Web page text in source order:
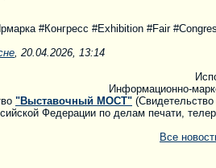
#Конгресс #Exhibition #Fair
, 20.04.2026, 13:14
Информационно-
"Выставочный МОСТ"
Федерации по делам печати,
Все